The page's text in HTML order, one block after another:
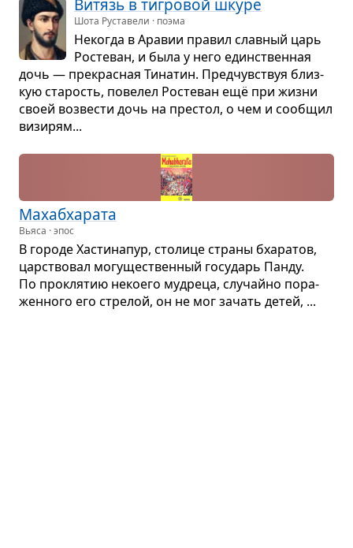
Витязь в тигро­вой шкуре
Шота Руставели · поэма
Неко­гда в Ара­вии пра­вил слав­ный царь
Росте­ван, и была у него един­ствен­ная
дочь — пре­крас­ная Тина­тин. Пред­чув­ствуя близ­
кую ста­рость, пове­лел Росте­ван ещё при жизни
своей воз­ве­сти дочь на пре­стол, о чем и сооб­щил
визи­рям...
Маха­б­ха­рата
Вьяса · эпос
В городе Хасти­на­пур, сто­лице страны бха­ра­тов,
цар­ство­вал могу­ще­ствен­ный госу­дарь Панду.
По про­кля­тию неко­его муд­реца, слу­чайно пора­
жен­ного его стре­лой, он не мог зачать детей, ...